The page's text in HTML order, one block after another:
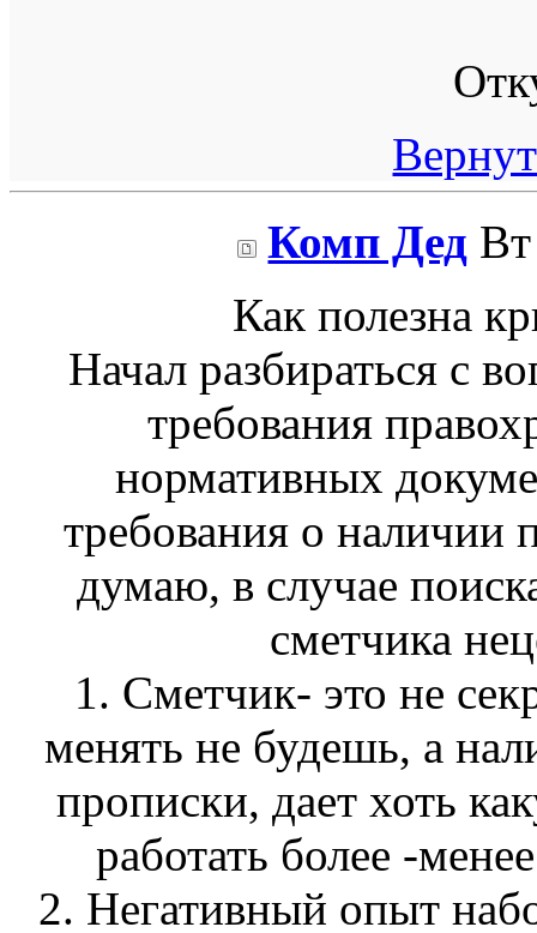
Комп Дед
Как полезна
Начал разбираться с
требования
нормативных
требования о наличии
думаю, в случае
сметчика
1. Сметчик- это не
менять не будешь, а
прописки, дает хоть
работать более -
2. Негативный опыт